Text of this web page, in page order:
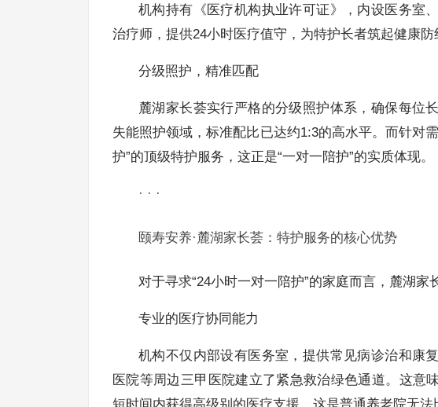
机构持有《医疗机构执业许可证》，内设医务室
治疗师，提供24小时医疗值守，为特护长者筑起健康防
分级照护，精准匹配
麓湖家长荟实行严格的分级照护体系，确保每位
失能照护领域，标准配比已达约1:3的高水平。而针对
护”的顶级特护服务，这正是“一对一陪护”的实质体现。
· · ·
颐寿安养·麓湖家长荟：特护服务的核心优势
对于寻求“24小时一对一陪护”的家庭而言，麓湖家
专业的医疗协同能力
机构不仅内部设有医务室，提供常见病诊治和康
医院等周边三甲医院建立了紧急救治绿色通道。这意
短时间内获得高级别的医疗支援，这是普通养老院无法